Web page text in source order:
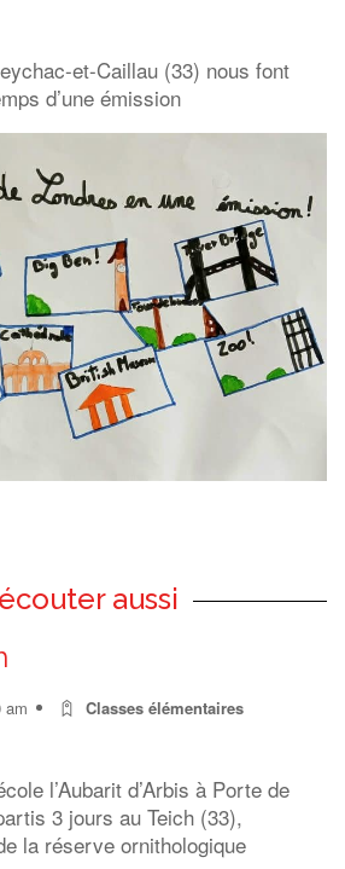
et-Caillau (33) nous font
d’une émission
aussi
am
Classes élémentaires
l’Aubarit d’Arbis à Porte de
3 jours au Teich (33),
la réserve ornithologique